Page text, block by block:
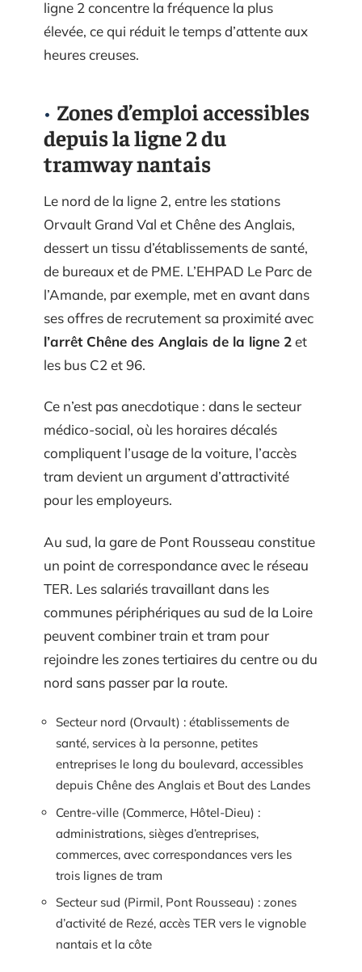
ligne 2 concentre la fréquence la plus
élevée, ce qui réduit le temps d’attente aux
heures creuses.
Zones d’emploi accessibles
depuis la ligne 2 du
tramway nantais
Le nord de la ligne 2, entre les stations
Orvault Grand Val et Chêne des Anglais,
dessert un tissu d’établissements de santé,
de bureaux et de PME. L’EHPAD Le Parc de
l’Amande, par exemple, met en avant dans
ses offres de recrutement sa proximité avec
l’arrêt Chêne des Anglais de la ligne 2et
les bus C2 et 96.
Ce n’est pas anecdotique : dans le secteur
médico-social, où les horaires décalés
compliquent l’usage de la voiture, l’accès
tram devient un argument d’attractivité
pour les employeurs.
Au sud, la gare de Pont Rousseau constitue
un point de correspondance avec le réseau
TER. Les salariés travaillant dans les
communes périphériques au sud de la Loire
peuvent combiner train et tram pour
rejoindre les zones tertiaires du centre ou du
nord sans passer par la route.
Secteur nord (Orvault) : établissements de
santé, services à la personne, petites
entreprises le long du boulevard, accessibles
depuis Chêne des Anglais et Bout des Landes
Centre-ville (Commerce, Hôtel-Dieu) :
administrations, sièges d’entreprises,
commerces, avec correspondances vers les
trois lignes de tram
Secteur sud (Pirmil, Pont Rousseau) : zones
d’activité de Rezé, accès TER vers le vignoble
nantais et la côte